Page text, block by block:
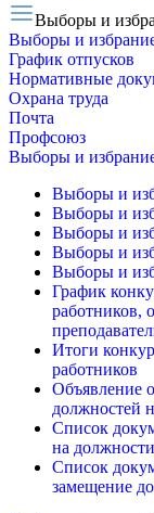
Выборы и
Выборы и
График отпусков
Нормативные
Охрана труда
Почта
Профсоюз
Выборы и
Выборы и
Выборы и
Выборы и
Выборы и
Выборы и
График
работников,
Итоги
работников
Объявление
должностей
Список
на
Список
замещение